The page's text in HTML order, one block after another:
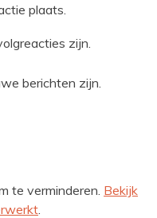
plaats.
zijn.
berichten zijn.
te verminderen. Bekijk